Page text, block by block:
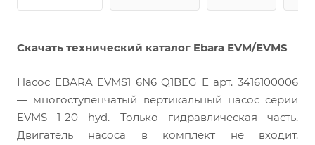
Скачать технический каталог Ebara EVM/EVMS
Насос EBARA EVMS1 6N6 Q1BEG E арт. 3416100006
— многоступенчатый вертикальный насос серии
EVMS 1-20 hyd. Только гидравлическая часть.
Двигатель насоса в комплект не входит.